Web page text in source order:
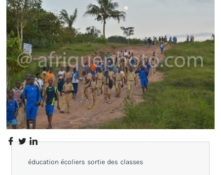
éducation écoliers sortie des classes